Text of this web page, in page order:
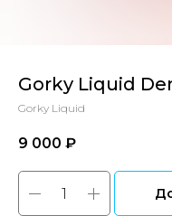
Gorky Liquid
Gorky Liquid
9 000 ₽‎